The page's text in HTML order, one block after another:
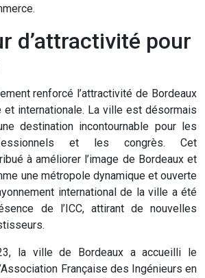
d’attractivité pour
renforcé l’attractivité de Bordeaux
et internationale. La ville est désormais
destination incontournable pour les
et les congrès. Cet
à améliorer l’image de Bordeaux et
une métropole dynamique et ouverte
international de la ville a été
de l’ICC, attirant de nouvelles
la ville de Bordeaux a accueilli le
Française des Ingénieurs en